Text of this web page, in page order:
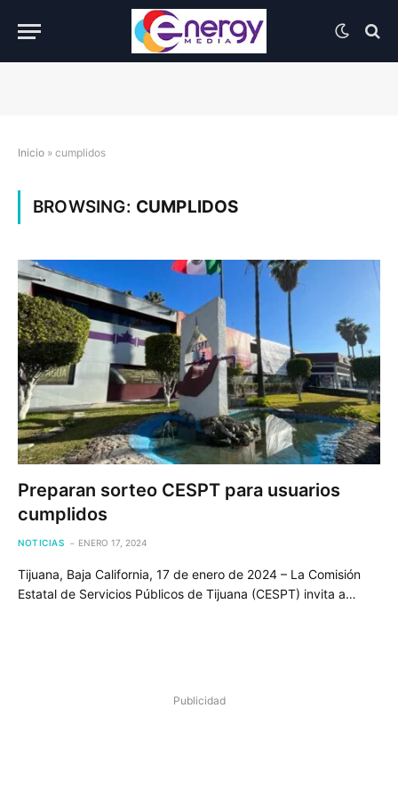
Inicio » cumplidos
BROWSING: CUMPLIDOS
Preparan sorteo CESPT para usuarios
cumplidos
NOTICIAS ENERO 17, 2024
Tijuana, Baja California, 17 de enero de 2024 – La Comisión
Estatal de Servicios Públicos de Tijuana (CESPT) invita a…
Publicidad